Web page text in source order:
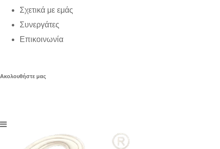
Σχετικά με εμάς
Συνεργάτες
Επικοινωνία
Ακολουθήστε μας